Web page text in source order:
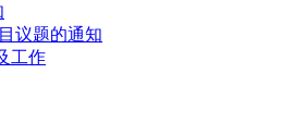
议题的通知
工作